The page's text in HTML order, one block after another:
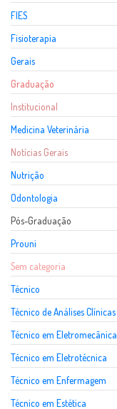
FIES
Fisioterapia
Gerais
Graduação
Institucional
Medicina Veterinária
Notícias Gerais
Nutrição
Odontologia
Pós-Graduação
Prouni
Sem categoria
Técnico
Técnico de Análises Clínicas
Técnico em Eletromecânica
Técnico em Eletrotécnica
Técnico em Enfermagem
Técnico em Estética